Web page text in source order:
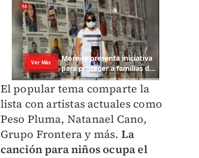
El popular tema comparte la
lista con artistas actuales como
Peso Pluma, Natanael Cano,
Grupo Frontera y más. La
canción para niños ocupa el